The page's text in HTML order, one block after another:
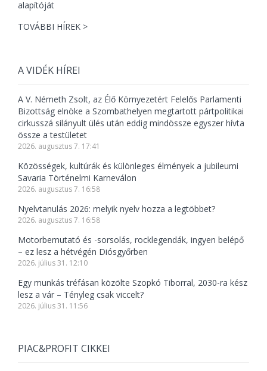
TOVÁBBI HÍREK >
A VIDÉK HÍREI
A V. Németh Zsolt, az Élő Környezetért Felelős Parlamenti
Bizottság elnöke a Szombathelyen megtartott pártpolitikai
cirkusszá silányult ülés után eddig mindössze egyszer hívta
össze a testületet
2026. augusztus 7. 17:41
Közösségek, kultúrák és különleges élmények a jubileumi
Savaria Történelmi Karneválon
2026. augusztus 7. 16:58
Nyelvtanulás 2026: melyik nyelv hozza a legtöbbet?
2026. augusztus 7. 16:58
Motorbemutató és -sorsolás, rocklegendák, ingyen belépő
– ez lesz a hétvégén Diósgyőrben
2026. július 31. 12:10
Egy munkás tréfásan közölte Szopkó Tiborral, 2030-ra kész
lesz a vár – Tényleg csak viccelt?
2026. július 31. 11:56
PIAC&PROFIT CIKKEI